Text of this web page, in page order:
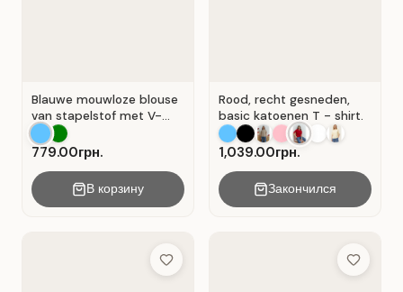
Blauwe mouwloze blouse
van stapelstof met V-
hals. Blauw.
779.00грн.
В корзину
Rood, recht gesneden,
basic katoenen T - shirt.
1,039.00грн.
Закончился
Add to Wish List Add to